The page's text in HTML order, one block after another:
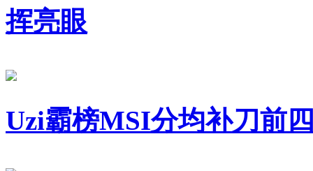
挥亮眼
Uzi霸榜MSI分均补刀前